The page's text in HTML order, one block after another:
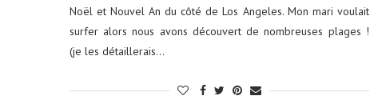
Noël et Nouvel An du côté de Los Angeles. Mon mari voulait
surfer alors nous avons découvert de nombreuses plages !
(je les détaillerais…